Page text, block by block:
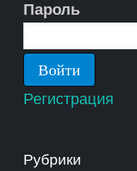
Пароль
Регистрация
Рубрики